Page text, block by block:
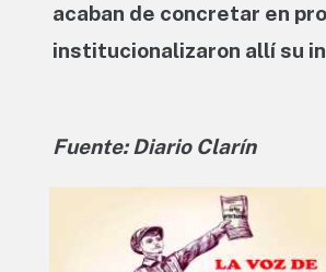
acaban de concretar en
institucionalizaron allí su
Fuente: Diario Clarín